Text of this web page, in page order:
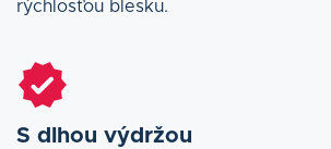
rýchlosťou blesku.
S dlhou výdržou